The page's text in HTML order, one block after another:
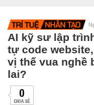
AI kỹ sư lập
tự code
vị thế vua nghề
lai?
0
CHIA SẺ